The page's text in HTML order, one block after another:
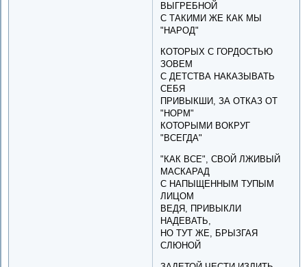
ВЫГРЕБНОЙ
С ТАКИМИ ЖЕ КАК МЫ
"НАРОД"
КОТОРЫХ С ГОРДОСТЬЮ
ЗОВЕМ
С ДЕТСТВА НАКАЗЫВАТЬ
СЕБЯ
ПРИВЫКШИ, ЗА ОТКАЗ ОТ
"НОРМ"
КОТОРЫМИ ВОКРУГ
"ВСЕГДА"
"КАК ВСЕ", СВОЙ ЛЖИВЫЙ
МАСКАРАД
С НАПЫЩЕННЫМ ТУПЫМ
ЛИЦОМ
ВЕДЯ, ПРИВЫКЛИ
НАДЕВАТЬ,
НО ТУТ ЖЕ, БРЫЗГАЯ
СЛЮНОЙ